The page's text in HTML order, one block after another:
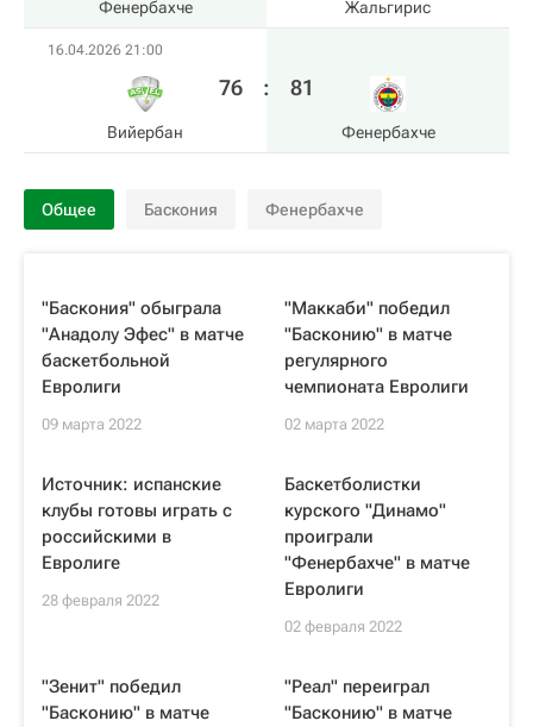
Фенербахче Жальгирис
16.04.2026 21:00
Вийербан
76 : 81
Фенербахче
Общее Баскония Фенербахче
"Баскония" обыграла
"Анадолу Эфес" в матче
баскетбольной
Евролиги
09 марта 2022
"Маккаби" победил
"Басконию" в матче
регулярного
чемпионата Евролиги
02 марта 2022
Источник: испанские
клубы готовы играть с
российскими в
Евролиге
28 февраля 2022
Баскетболистки
курского "Динамо"
проиграли
"Фенербахче" в матче
Евролиги
02 февраля 2022
"Зенит" победил
"Басконию" в матче
"Реал" переиграл
"Басконию" в матче